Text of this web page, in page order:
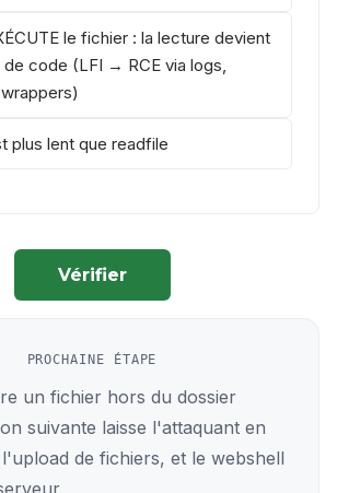
le fichier : la lecture devient
code (LFI → RCE via logs,
plus lent que readfile
Vérifier
PROCHAINE ÉTAPE
un fichier hors du dossier
suivante laisse l'attaquant en
de fichiers, et le webshell